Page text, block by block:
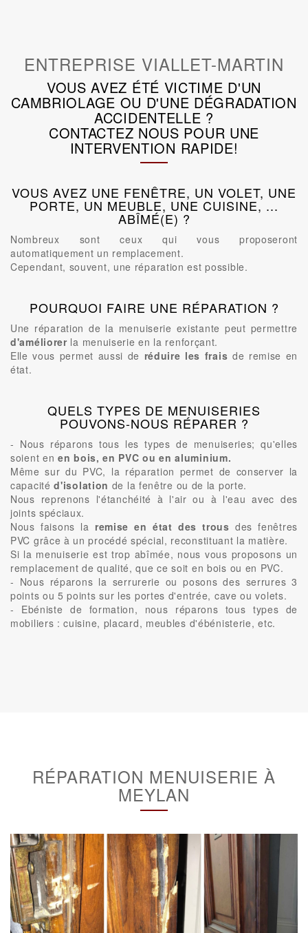
ENTREPRISE VIALLET-MARTIN
VOUS AVEZ ÉTÉ VICTIME D'UN
CAMBRIOLAGE OU D'UNE DÉGRADATION
ACCIDENTELLE ?
CONTACTEZ NOUS POUR UNE
INTERVENTION RAPIDE!
VOUS AVEZ UNE FENÊTRE, UN VOLET, UNE
PORTE, UN MEUBLE, UNE CUISINE, ...
ABÎMÉ(E) ?
Nombreux sont ceux qui vous proposeront
automatiquement un remplacement.
Cependant, souvent, une réparation est possible.
POURQUOI FAIRE UNE RÉPARATION ?
Une réparation de la menuiserie existante peut permettre
d'améliorerla menuiserie en la renforçant.
Elle vous permet aussi de réduire les frais de remise en
état.
QUELS TYPES DE MENUISERIES
POUVONS-NOUS RÉPARER ?
- Nous réparons tous les types de menuiseries; qu'elles
soient en en bois, en PVC ou en aluminium.
Même sur du PVC, la réparation permet de conserver la
capacitéd'isolation de la fenêtre ou de la porte.
Nous reprenons l'étanchéité à l'air ou à l'eau avec des
joints spéciaux.
Nous faisons la remise en état des trous des fenêtres
PVC grâce à un procédé spécial, reconstituant la matière.
Si la menuiserie est trop abîmée, nous vous proposons un
remplacement de qualité, que ce soit en bois ou en PVC.
- Nous réparons la serrurerie ou posons des serrures 3
points ou 5 points sur les portes d'entrée, cave ou volets.
- Ebéniste de formation, nous réparons tous types de
mobiliers : cuisine, placard, meubles d'ébénisterie, etc.
RÉPARATION MENUISERIE À
MEYLAN